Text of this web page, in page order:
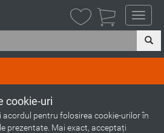
cookie-uri
acordul pentru folosirea cookie-urilor în
prezentate. Mai exact, acceptați